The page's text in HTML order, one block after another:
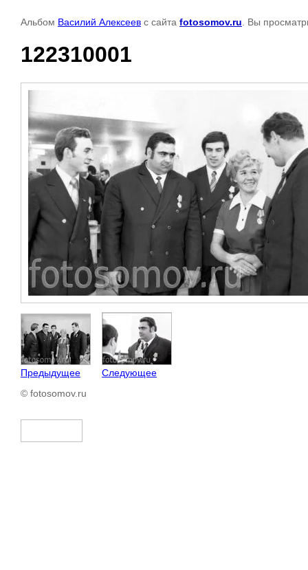
Альбом Василий Алексеев с сайта fotosomov.ru . Вы
122310001
Предыдущее
Следующее
© fotosomov.ru